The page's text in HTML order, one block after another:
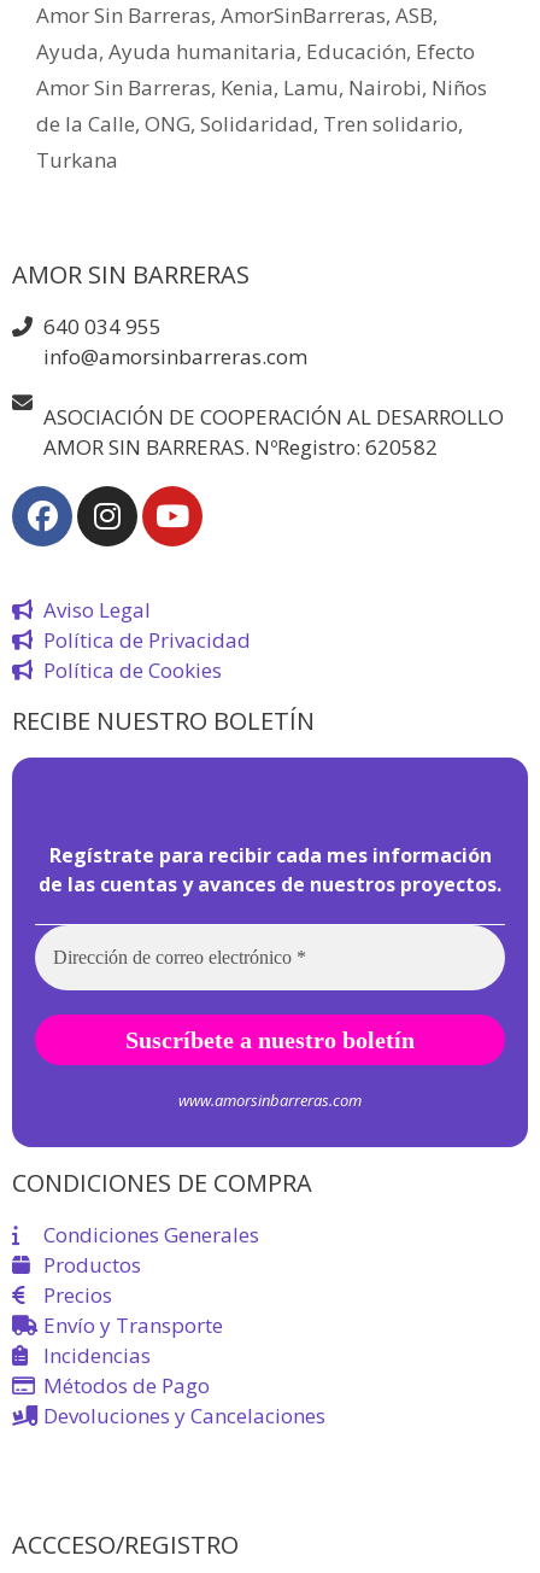
Amor Sin Barreras, AmorSinBarreras, ASB,
Ayuda, Ayuda humanitaria, Educación, Efecto
Amor Sin Barreras, Kenia, Lamu, Nairobi, Niños
de la Calle, ONG, Solidaridad, Tren solidario,
Turkana
AMOR SIN BARRERAS
640 034 955
info@amorsinbarreras.com
ASOCIACIÓN DE COOPERACIÓN AL DESARROLLO
AMOR SIN BARRERAS. NºRegistro: 620582
Aviso Legal
Política de Privacidad
Política de Cookies
RECIBE NUESTRO BOLETÍN
Regístrate para recibir cada mes información
de las cuentas y avances de nuestros proyectos.
www.amorsinbarreras.com
CONDICIONES DE COMPRA
Condiciones Generales
Productos
Precios
Envío y Transporte
Incidencias
Métodos de Pago
Devoluciones y Cancelaciones
ACCCESO/REGISTRO